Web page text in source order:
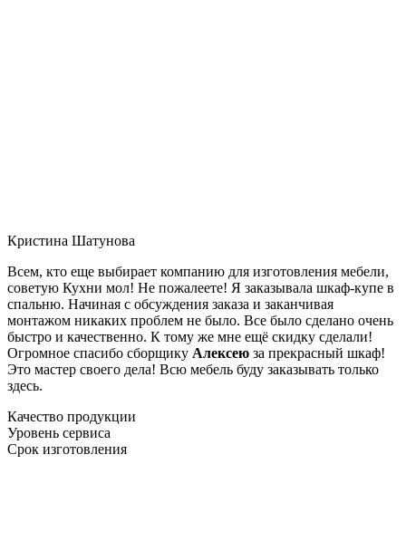
Кристина Шатунова
Всем, кто еще выбирает компанию для изготовления мебели,
советую Кухни мол! Не пожалеете! Я заказывала шкаф-купе в
спальню. Начиная с обсуждения заказа и заканчивая
монтажом никаких проблем не было. Все было сделано очень
быстро и качественно. К тому же мне ещё скидку сделали!
Огромное спасибо сборщику Алексею за прекрасный шкаф!
Это мастер своего дела! Всю мебель буду заказывать только
здесь.
Качество продукции
Уровень сервиса
Срок изготовления